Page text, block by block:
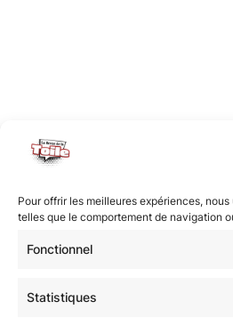
Pour offrir les meilleures expériences,
telles que le comportement de navigation
Fonctionnel
Statistiques